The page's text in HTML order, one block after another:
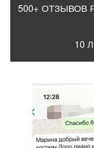
500+ ОТЗЫВОВ
10